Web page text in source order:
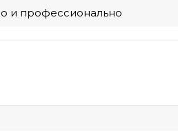
и профессионально